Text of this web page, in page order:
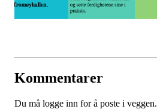
Kommentarer
Du må logge inn for å poste i veggen.